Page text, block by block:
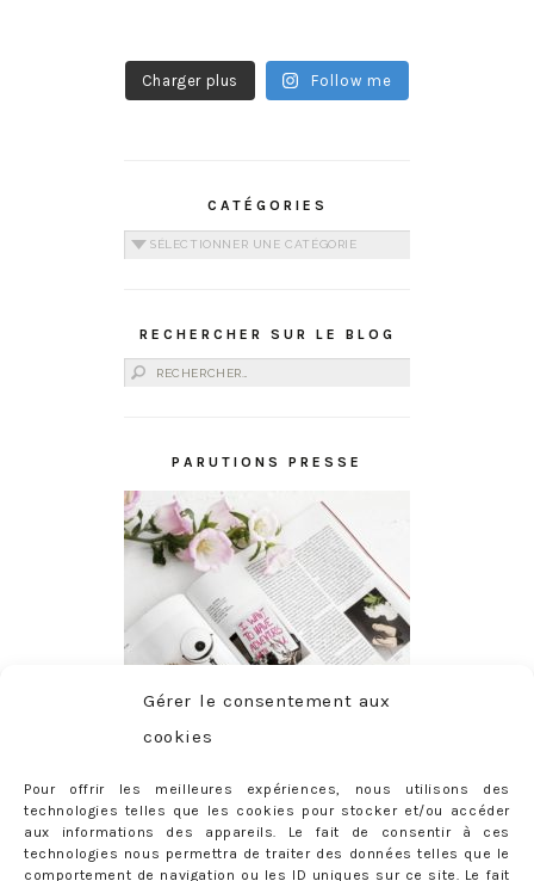
Gérer le consentement aux
cookies
Pour offrir les meilleures expériences, nous utilisons des
technologies telles que les cookies pour stocker et/ou accéder
aux informations des appareils. Le fait de consentir à ces
technologies nous permettra de traiter des données telles que le
comportement de navigation ou les ID uniques sur ce site. Le fait
Charger plus Follow me
CATÉGORIES
Catégories
RECHERCHER SUR LE BLOG
Rechercher :
PARUTIONS PRESSE